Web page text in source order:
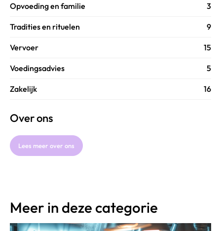
Opvoeding en familie 3
Tradities en rituelen 9
Vervoer 15
Voedingsadvies 5
Zakelijk 16
Over ons
Lees meer over ons
Meer in deze categorie